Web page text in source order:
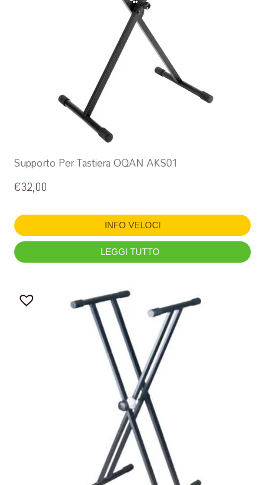
Supporto Per Tastiera OQAN AKS01
€32,00
INFO VELOCI
LEGGI TUTTO